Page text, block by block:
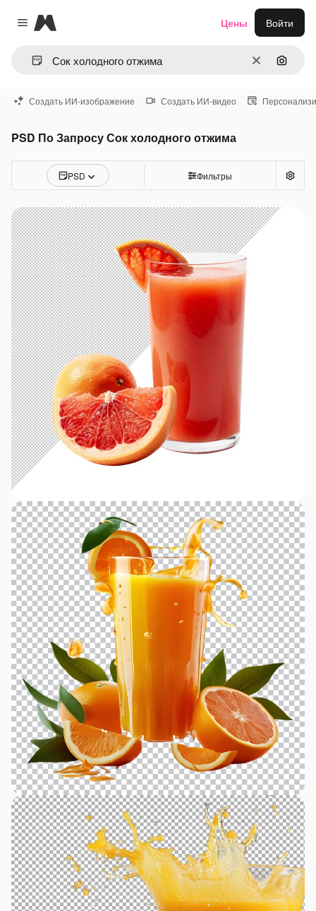
Close menu
Magnific
ОчиститьПоиск
Цены Войти
Создать ИИ-изображение Создать ИИ-видео
PSD По Запросу Сок холодного отжима
PSD Фильтры